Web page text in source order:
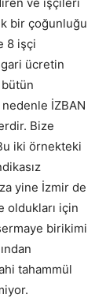
bir çoğunluğu
8 işçi
ücretin
bütün
nedenle İZBAN
Bize
iki örnekteki
yine İzmir de
oldukları için
birikimi
tahammül